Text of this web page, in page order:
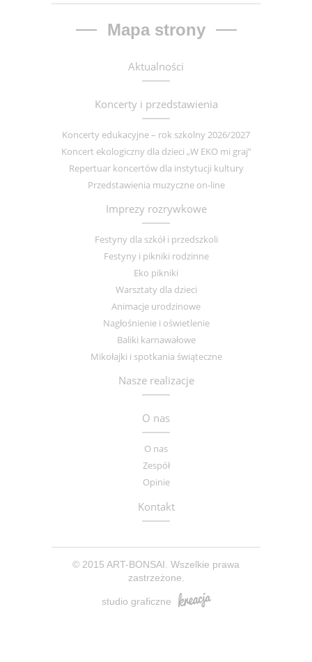
Mapa strony
Aktualności
Koncerty i przedstawienia
Koncerty edukacyjne – rok szkolny 2026/2027
Koncert ekologiczny dla dzieci „W EKO mi graj”
Repertuar koncertów dla instytucji kultury
Przedstawienia muzyczne on-line
Imprezy rozrywkowe
Festyny dla szkół i przedszkoli
Festyny i pikniki rodzinne
Eko pikniki
Warsztaty dla dzieci
Animacje urodzinowe
Nagłośnienie i oświetlenie
Baliki karnawałowe
Mikołajki i spotkania świąteczne
Nasze realizacje
O nas
O nas
Zespół
Opinie
Kontakt
© 2015 ART-BONSAI. Wszelkie prawa
zastrzeżone.
studio graficzne